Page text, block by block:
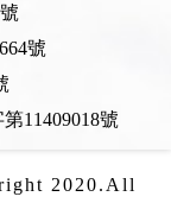
號
11409018號
2020.All